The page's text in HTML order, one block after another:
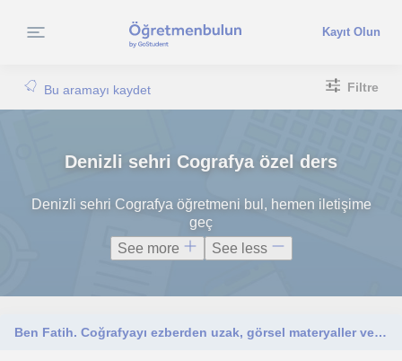
Kayıt Olun
Bu aramayı kaydet Filtre
Denizli sehri Cografya özel ders
Denizli sehri Cografya öğretmeni bul, hemen iletişime
geç
See more
See less
Ben Fatih. Coğrafyayı ezberden uzak, görsel materyaller ve güncel haritalarla sevdiren, dinamik bir eğitimciyim.